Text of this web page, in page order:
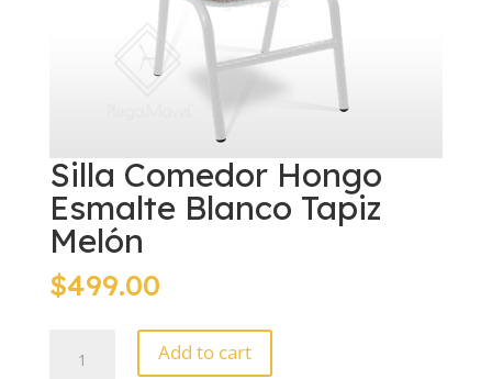
Silla Comedor Hongo
Esmalte Blanco Tapiz
Melón
$499.00
Comedor
Add to cart